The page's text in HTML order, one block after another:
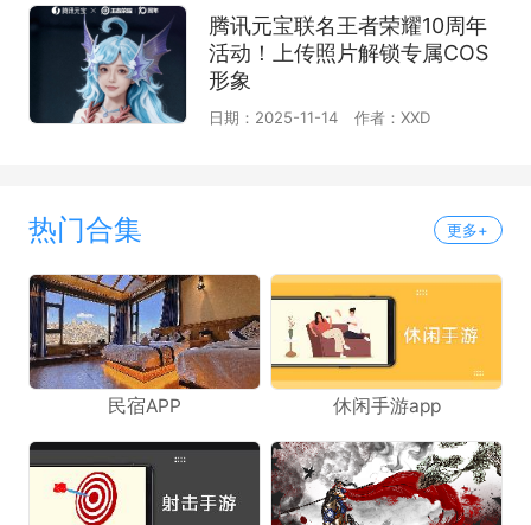
腾讯元宝联名王者荣耀10周年
活动！上传照片解锁专属COS
形象
日期：2025-11-14 作者：XXD
热门合集 更多+
民宿APP 休闲手游app